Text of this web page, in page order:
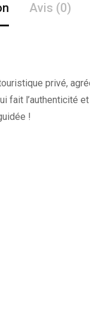
Avis (0)
privé,
fait l’authenticité
!